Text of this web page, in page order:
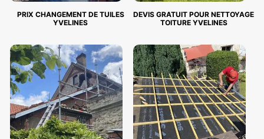
PRIX CHANGEMENT DE TUILES
YVELINES
DEVIS GRATUIT POUR NETTOYAGE
TOITURE YVELINES